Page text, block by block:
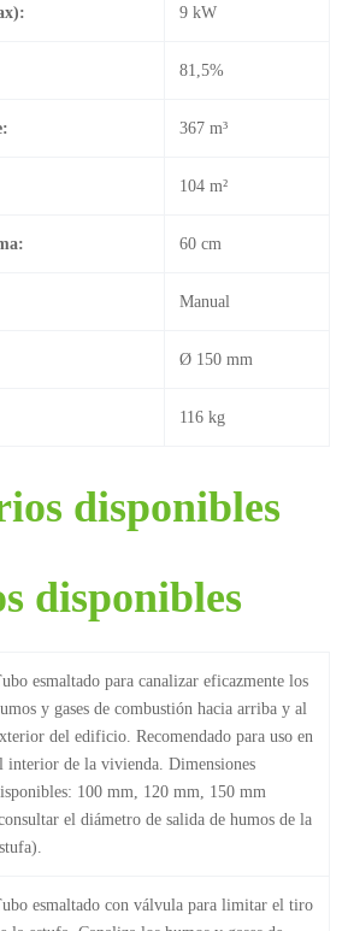
9 kW
81,5%
367 m³
104 m²
60 cm
Manual
Ø 150 mm
116 kg
disponibles
disponibles
esmaltado para canalizar eficazmente los
y gases de combustión hacia arriba y al
del edificio. Recomendado para uso en
interior de la vivienda. Dimensiones
100 mm, 120 mm, 150 mm
el diámetro de salida de humos de la
esmaltado con válvula para limitar el tiro